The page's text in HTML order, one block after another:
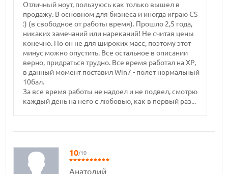
Отличный ноут, пользуюсь как только вышел в
продажу. В основном для бизнеса и иногда играю CS
:) (в свободное от работы время). Прошло 2,5 года,
никаких замечаний или нареканий! Не считая цены
конечно. Но он не для широких масс, поэтому этот
минус можно опустить. Все остальное в описании
верно, придраться трудно. Все время работал на ХР,
в данный момент поставил Win7 - полет нормальный
10бал.
За все время работы не надоел и не подвел, смотрю
каждый день на него с любовью, как в первый раз...
10/10
Анатолий